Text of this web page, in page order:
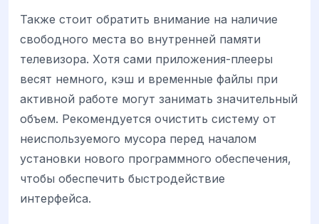
Также стоит обратить внимание на наличие
свободного места во внутренней памяти
телевизора. Хотя сами приложения-плееры
весят немного, кэш и временные файлы при
активной работе могут занимать значительный
объем. Рекомендуется очистить систему от
неиспользуемого мусора перед началом
установки нового программного обеспечения,
чтобы обеспечить быстродействие
интерфейса.